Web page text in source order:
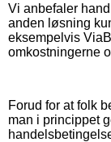
Vi anbefaler
anden løsning
eksempelvis
omkostningerne
Forud for at folk
man i princippet